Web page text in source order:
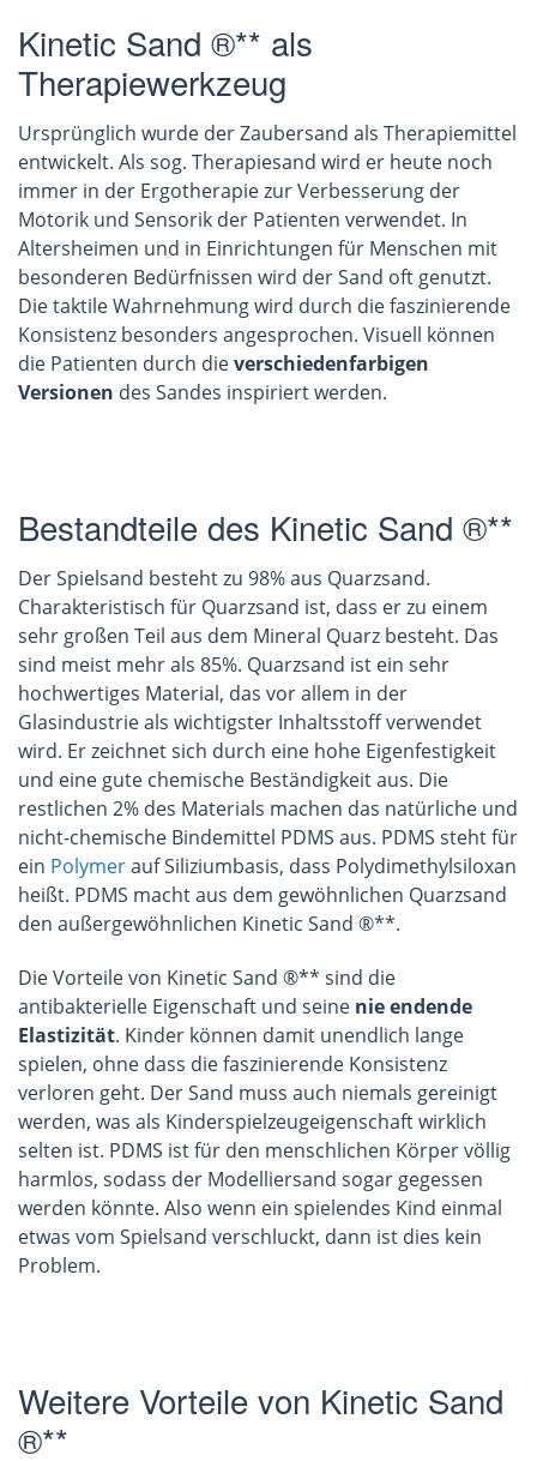
Kinetic Sand ®** als
Therapiewerkzeug
Ursprünglich wurde der Zaubersand als Therapiemittel
entwickelt. Als sog. Therapiesand wird er heute noch
immer in der Ergotherapie zur Verbesserung der
Motorik und Sensorik der Patienten verwendet. In
Altersheimen und in Einrichtungen für Menschen mit
besonderen Bedürfnissen wird der Sand oft genutzt.
Die taktile Wahrnehmung wird durch die faszinierende
Konsistenz besonders angesprochen. Visuell können
die Patienten durch dieverschiedenfarbigen
Versionen des Sandes inspiriert werden.
Bestandteile des Kinetic Sand ®**
Der Spielsand besteht zu 98% aus Quarzsand.
Charakteristisch für Quarzsand ist, dass er zu einem
sehr großen Teil aus dem Mineral Quarz besteht. Das
sind meist mehr als 85%. Quarzsand ist ein sehr
hochwertiges Material, das vor allem in der
Glasindustrie als wichtigster Inhaltsstoff verwendet
wird. Er zeichnet sich durch eine hohe Eigenfestigkeit
und eine gute chemische Beständigkeit aus. Die
restlichen 2% des Materials machen das natürliche und
nicht-chemische Bindemittel PDMS aus. PDMS steht für
ein Polymerauf Siliziumbasis, dass Polydimethylsiloxan
heißt. PDMS macht aus dem gewöhnlichen Quarzsand
den außergewöhnlichen Kinetic Sand ®**.
Die Vorteile von Kinetic Sand ®** sind die
antibakterielle Eigenschaft und seine nie endende
Elastizität. Kinder können damit unendlich lange
spielen, ohne dass die faszinierende Konsistenz
verloren geht. Der Sand muss auch niemals gereinigt
werden, was als Kinderspielzeugeigenschaft wirklich
selten ist. PDMS ist für den menschlichen Körper völlig
harmlos, sodass der Modelliersand sogar gegessen
werden könnte. Also wenn ein spielendes Kind einmal
etwas vom Spielsand verschluckt, dann ist dies kein
Problem.
Weitere Vorteile von Kinetic Sand
®**